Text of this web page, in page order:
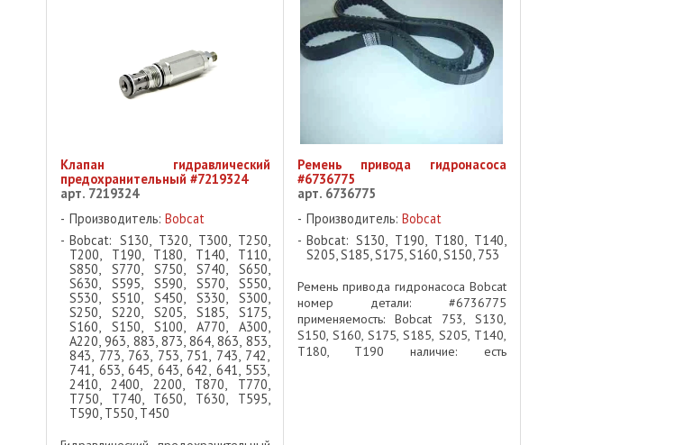
Клапан гидравлический
предохранительный #7219324
арт. 7219324
Производитель: Bobcat
Bobcat: S130, T320, T300, T250,
T200, T190, T180, T140, T110,
S850, S770, S750, S740, S650,
S630, S595, S590, S570, S550,
S530, S510, S450, S330, S300,
S250, S220, S205, S185, S175,
S160, S150, S100, A770, A300,
A220, 963, 883, 873, 864, 863, 853,
843, 773, 763, 753, 751, 743, 742,
741, 653, 645, 643, 642, 641, 553,
2410, 2400, 2200, T870, T770,
T750, T740, T650, T630, T595,
T590, T550, T450
Ремень привода гидронасоса
#6736775
арт. 6736775
Производитель: Bobcat
Bobcat: S130, T190, T180, T140,
S205, S185, S175, S160, S150, 753
Ремень привода гидронасоса Bobcat
номер детали: #6736775
применяемость: Bobcat 753, S130,
S150, S160, S175, S185, S205, T140,
T180, T190 наличие: есть